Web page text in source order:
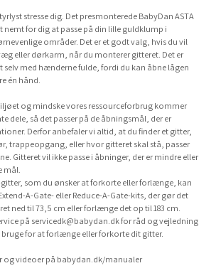
stresse dig. Det presmonterede BabyDan ASTA
nemt for dig at passe på din lille guldklump i
områder. Det er et godt valg, hvis du vil
eller dørkarm, når du monterer gitteret. Det er
selv med hænderne fulde, fordi du kan åbne lågen
én hånd.
og mindske vores ressourceforbrug kommer
dele, så det passer på de åbningsmål, der er
Derfor anbefaler vi altid, at du finder et gitter,
trappeopgang, eller hvor gitteret skal stå, passer
Gitteret vil ikke passe i åbninger, der er mindre eller
mål.
gitter, som du ønsker at forkorte eller forlænge, kan
A-Gate- eller Reduce-A-Gate-kits, der gør det
ned til 73,5 cm eller forlænge det op til 183 cm.
på servicedk@babydan.dkfor råd og vejledning
for at forlænge eller forkorte dit gitter.
og videoer på babydan.dk/manualer